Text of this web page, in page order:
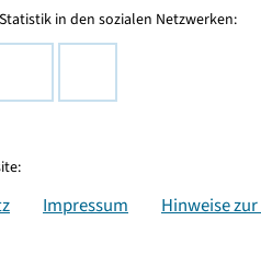
in den sozialen Netzwerken:
Impressum Hinweise